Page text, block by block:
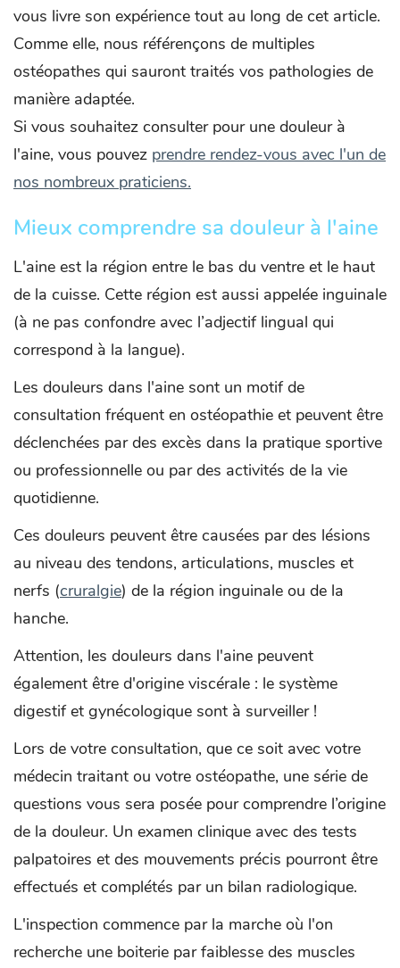
vous livre son expérience tout au long de cet article.
Comme elle, nous référençons de multiples
ostéopathes qui sauront traités vos pathologies de
manière adaptée.
Si vous souhaitez consulter pour une douleur à
l'aine, vous pouvez prendre rendez-vous avec l'un de
nos nombreux praticiens.
Mieux comprendre sa douleur à l'aine
L'aine est la région entre le bas du ventre et le haut
de la cuisse. Cette région est aussi appelée inguinale
(à ne pas confondre avec l’adjectif lingual qui
correspond à la langue).
Les douleurs dans l'aine sont un motif de
consultation fréquent en ostéopathie et peuvent être
déclenchées par des excès dans la pratique sportive
ou professionnelle ou par des activités de la vie
quotidienne.
Ces douleurs peuvent être causées par des lésions
au niveau des tendons, articulations, muscles et
nerfs (cruralgie) de la région inguinale ou de la
hanche.
Attention, les douleurs dans l'aine peuvent
également être d'origine viscérale : le système
digestif et gynécologique sont à surveiller !
Lors de votre consultation, que ce soit avec votre
médecin traitant ou votre ostéopathe, une série de
questions vous sera posée pour comprendre l’origine
de la douleur. Un examen clinique avec des tests
palpatoires et des mouvements précis pourront être
effectués et complétés par un bilan radiologique.
L'inspection commence par la marche où l'on
recherche une boiterie par faiblesse des muscles